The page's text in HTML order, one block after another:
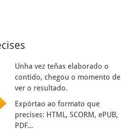
Unha vez teñas elaborado o
contido, chegou o momento de
ver o resultado.
Expórtao ao formato que
precises: HTML, SCORM, ePUB,
PDF...